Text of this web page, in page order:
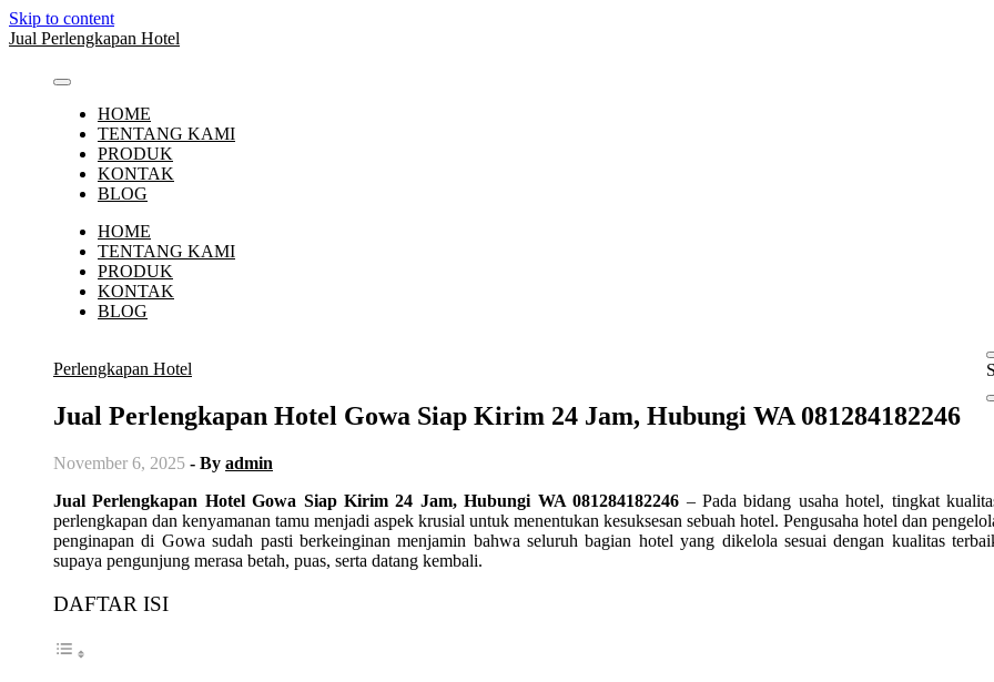
Skip to content
Jual Perlengkapan Hotel
HOME
TENTANG KAMI
PRODUK
KONTAK
BLOG
HOME
TENTANG KAMI
PRODUK
KONTAK
BLOG
Perlengkapan Hotel
Jual Perlengkapan Hotel Gowa Siap Kirim 24 Jam, Hubungi WA 081284182246
November 6, 2025 - By admin
Jual Perlengkapan Hotel Gowa Siap Kirim 24 Jam, Hubungi WA 081284182246 – Pada bidang usaha hotel, tingkat
perlengkapan dan kenyamanan tamu menjadi aspek krusial untuk menentukan kesuksesan sebuah hotel. Pengusaha hotel dan
penginapan di Gowa sudah pasti berkeinginan menjamin bahwa seluruh bagian hotel yang dikelola sesuai dengan kualitas
supaya pengunjung merasa betah, puas, serta datang kembali.
DAFTAR ISI